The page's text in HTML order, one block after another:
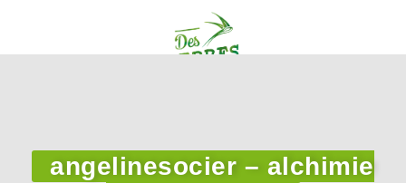
angelinesocier – alchimie